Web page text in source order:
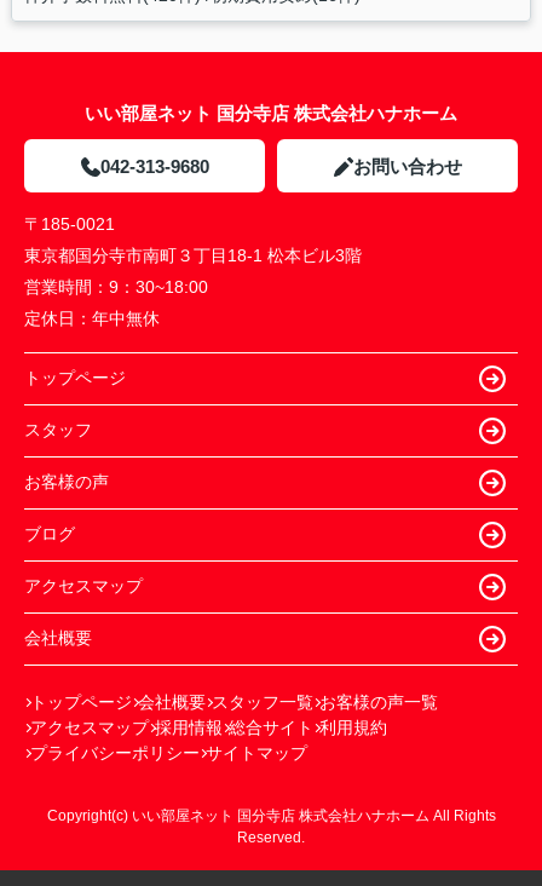
いい部屋ネット 国分寺店 株式会社ハナホーム
042-313-9680 お問い合わせ
〒185-0021
東京都国分寺市南町３丁目18-1 松本ビル3階
営業時間： 9：30~18:00
定休日： 年中無休
トップページ
スタッフ
お客様の声
ブログ
アクセスマップ
会社概要
トップページ 会社概要 スタッフ一覧 お客様の声一覧
アクセスマップ 採用情報 総合サイト 利用規約
プライバシーポリシー サイトマップ
Copyright(c) いい部屋ネット 国分寺店 株式会社ハナホーム All Rights
Reserved.